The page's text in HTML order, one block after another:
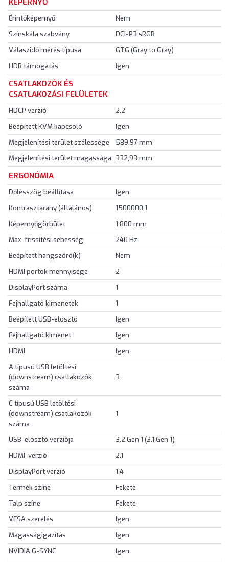
KÉPERNYŐ
Érintőképernyő
Nem
Színskála szabvány
DCI-P3;sRGB
Válaszidő mérés típusa
GTG (Gray to Gray)
HDR támogatás
Igen
CSATLAKOZÓK ÉS
CSATLAKOZÁSI FELÜLETEK
HDCP verzió
2.2
Beépített KVM kapcsoló
Igen
Megjelenítési terület szélessége
589,97 mm
Megjelenítési terület magassága 332,93 mm
ERGONÓMIA
Dőlésszög beállítása
Igen
Kontrasztarány (általános)
1500000:1
Képernyőgörbület
1 800 mm
Max. frissítési sebesség
240 Hz
Beépített hangszóró(k)
Nem
HDMI portok mennyisége
2
DisplayPort száma
1
Fejhallgató kimenetek
1
Beépített USB-elosztó
Igen
Fejhallgató kimenet
Igen
HDMI
Igen
A típusú USB letöltési
(downstream) csatlakozók
száma
3
C típusú USB letöltési
(downstream) csatlakozók
száma
1
USB-elosztó verziója
3.2 Gen 1 (3.1 Gen 1)
HDMI-verzió
2.1
DisplayPort verzió
1.4
Termék színe
Fekete
Talp színe
Fekete
VESA szerelés
Igen
Magasságigazítás
Igen
NVIDIA G-SYNC
Igen